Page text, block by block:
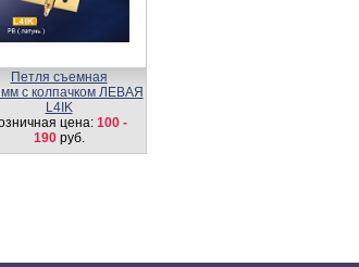
Петля съемная
с колпачком ЛЕВАЯ
L4IK
цена: 100 -
190руб.